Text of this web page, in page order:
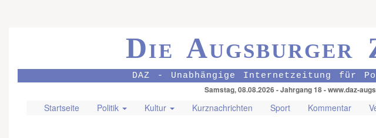
Die Augsburger
DAZ - Unabhängige Internetzeitung für
Samstag, 08.08.2026 - Jahrgang 18 - www.daz-
Startseite Politik Kultur Kurznachrichten Sport Kommentar